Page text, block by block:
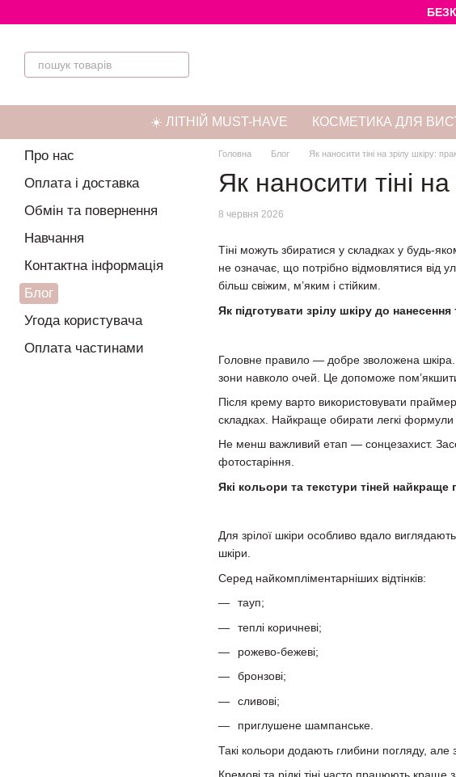
☀️ ЛІТНІЙ MUST-HAVE КОСМЕТИКА ДЛЯ
Головна Блог Як наносити тіні на зрілу шкіру:
Як наносити тіні
8 червня 2026
Тіні можуть збиратися у складках у будь-
не означає, що потрібно відмовлятися від
більш свіжим, м’яким і стійким.
Як підготувати зрілу шкіру до нанесення
Головне правило — добре зволожена шкіра.
зони навколо очей. Це допоможе
Після крему варто використовувати
складках. Найкраще обирати легкі
Не менш важливий етап — сонцезахист.
фотостаріння.
Які кольори та текстури тіней найкраще
Для зрілої шкіри особливо вдало
шкіри.
Серед найкомпліментарніших відтінків:
тауп;
теплі коричневі;
рожево-бежеві;
бронзові;
сливові;
приглушене шампанське.
Такі кольори додають глибини погляду, але
Про нас
Оплата і доставка
Обмін та повернення
Навчання
Контактна інформація
Блог
Угода користувача
Оплата частинами